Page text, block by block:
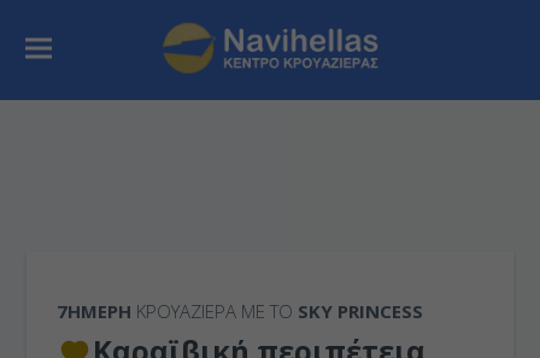
7ΉΜΕΡΗ ΚΡΟΥΑΖΙΕΡΑ ΜΕ ΤΟ SKY PRINCESS